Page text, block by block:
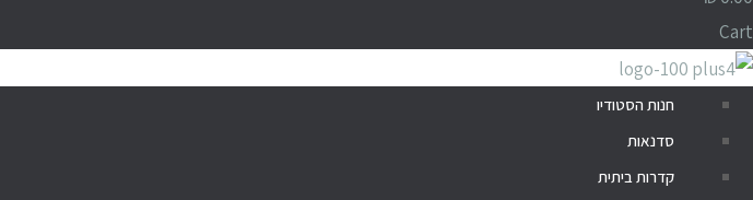
Cart
חנות הסטודיו
סדנאות
קדרות ביתית